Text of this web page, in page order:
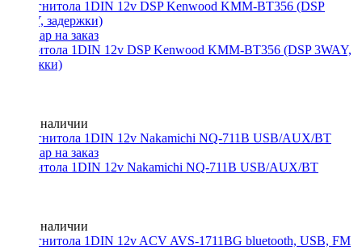
Магнитола 1DIN 12v DSP Kenwood KMM-BT356 (DSP 3WAY,
задержки)
Нет в наличии
Магнитола 1DIN 12v Nakamichi NQ-711B USB/AUX/BT
Нет в наличии